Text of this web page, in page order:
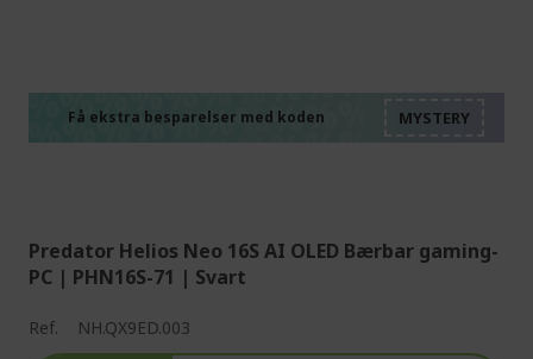
Få ekstra besparelser med koden
Predator Helios Neo 16S AI OLED Bærbar gaming-
PC | PHN16S-71 | Svart
Ref. NH.QX9ED.003